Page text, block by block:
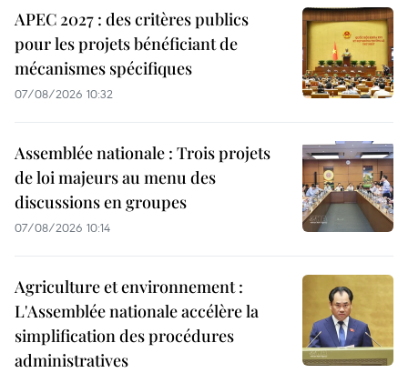
APEC 2027 : des critères publics
pour les projets bénéficiant de
mécanismes spécifiques
07/08/2026 10:32
Assemblée nationale : Trois projets
de loi majeurs au menu des
discussions en groupes
07/08/2026 10:14
Agriculture et environnement :
L'Assemblée nationale accélère la
simplification des procédures
administratives